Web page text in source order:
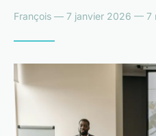
François — 7 janvier 2026 — 7